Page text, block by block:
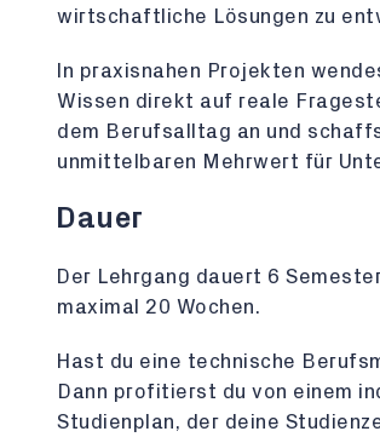
wirtschaftliche Lösungen zu
In praxisnahen Projekten
Wissen direkt auf reale
dem Berufsalltag an und
unmittelbaren Mehrwert für
Dauer
Der Lehrgang dauert 6
maximal 20 Wochen.
Hast du eine technische
Dann profitierst du von einem
Studienplan, der deine